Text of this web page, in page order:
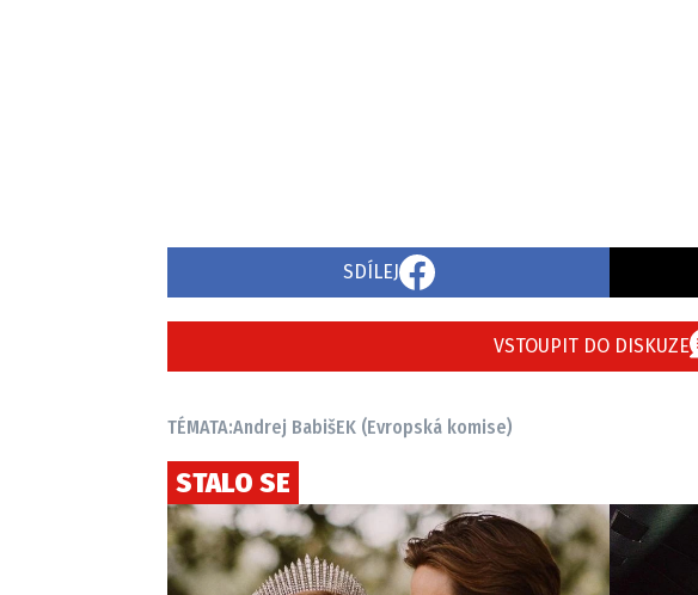
SDÍLEJ
VSTOUPIT DO DISKUZE
TÉMATA:Andrej BabišEK (Evropská komise)
STALO SE